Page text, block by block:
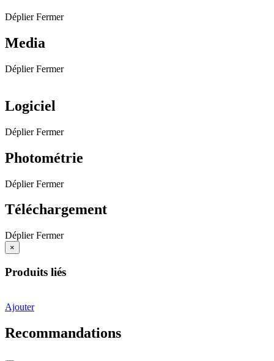
Déplier Fermer
Media
Déplier Fermer
Logiciel
Déplier Fermer
Photométrie
Déplier Fermer
Téléchargement
Déplier Fermer
×
Produits liés
Ajouter
Recommandations